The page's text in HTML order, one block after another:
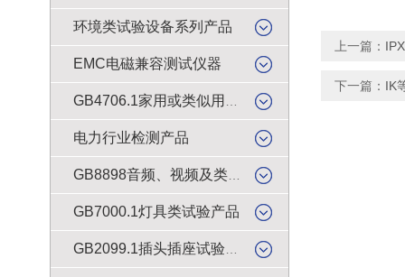
环境类试验设备系列产品
EMC电磁兼容测试仪器
电力行业检测产品
GB7000.1灯具类试验产品
上一篇：
下一篇： IK